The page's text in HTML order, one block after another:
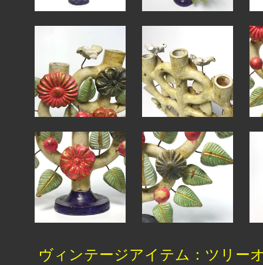
ヴィンテージアイテム：ツリー